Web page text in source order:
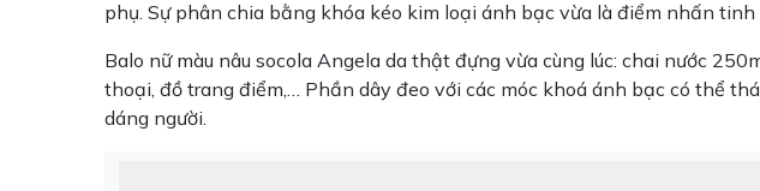
phụ. Sự phân chia bằng khóa kéo kim loại ánh bạc vừa là điểm nhấn
Balo nữ màu nâu socola Angela da thật đựng vừa cùng lúc: chai nước
thoại, đồ trang điểm,… Phần dây đeo với các móc khoá ánh bạc có thể
dáng người.